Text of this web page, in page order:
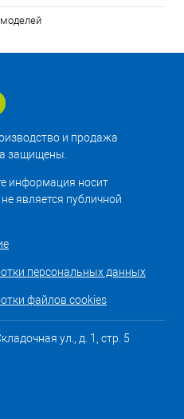
и продажа
защищены.
информация носит
является публичной
персональных данных
файлов cookies
ул., д. 1, стр. 5